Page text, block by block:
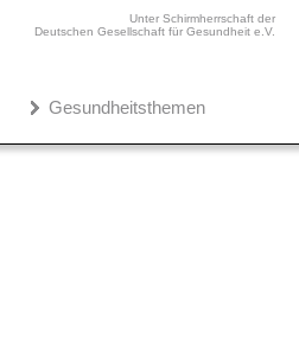
Unter Schirmherrschaft der
Deutschen Gesellschaft für Gesundheit e.V.
Gesundheitsthemen